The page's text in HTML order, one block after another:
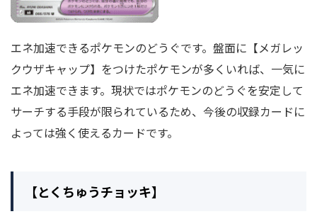
エネ加速できるポケモンのどうぐです。盤面に【メガレッ
クウザキャップ】をつけたポケモンが多くいれば、一気に
エネ加速できます。現状ではポケモンのどうぐを安定して
サーチする手段が限られているため、今後の収録カードに
よっては強く使えるカードです。
【とくちゅうチョッキ】